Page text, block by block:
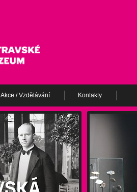
Akce / Vzdělávání Kontakty